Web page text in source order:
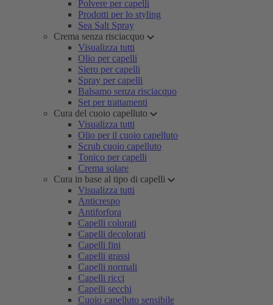
Polvere per capelli
Prodotti per lo styling
Sea Salt Spray
Crema senza risciacquo
Visualizza tutti
Olio per capelli
Siero per capelli
Spray per capelli
Balsamo senza risciacquo
Set per trattamenti
Cura del cuoio capelluto
Visualizza tutti
Olio per il cuoio capelluto
Scrub cuoio capelluto
Tonico per capelli
Crema solare
Cura in base al tipo di capelli
Visualizza tutti
Anticrespo
Antiforfora
Capelli colorati
Capelli decolorati
Capelli fini
Capelli grassi
Capelli normali
Capelli ricci
Capelli secchi
Cuoio capelluto sensibile